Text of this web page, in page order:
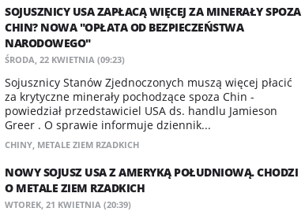
SOJUSZNICY USA ZAPŁACĄ WIĘCEJ ZA MINERAŁY SPOZA
CHIN? NOWA "OPŁATA OD BEZPIECZEŃSTWA
NARODOWEGO"
ŚRODA, 22 KWIETNIA (09:23)
Sojusznicy Stanów Zjednoczonych muszą więcej płacić
za krytyczne minerały pochodzące spoza Chin -
powiedział przedstawiciel USA ds. handlu Jamieson
Greer . O sprawie informuje dziennik...
CHINY, METALE ZIEM RZADKICH
NOWY SOJUSZ USA Z AMERYKĄ POŁUDNIOWĄ. CHODZI
O METALE ZIEM RZADKICH
WTOREK, 21 KWIETNIA (20:39)